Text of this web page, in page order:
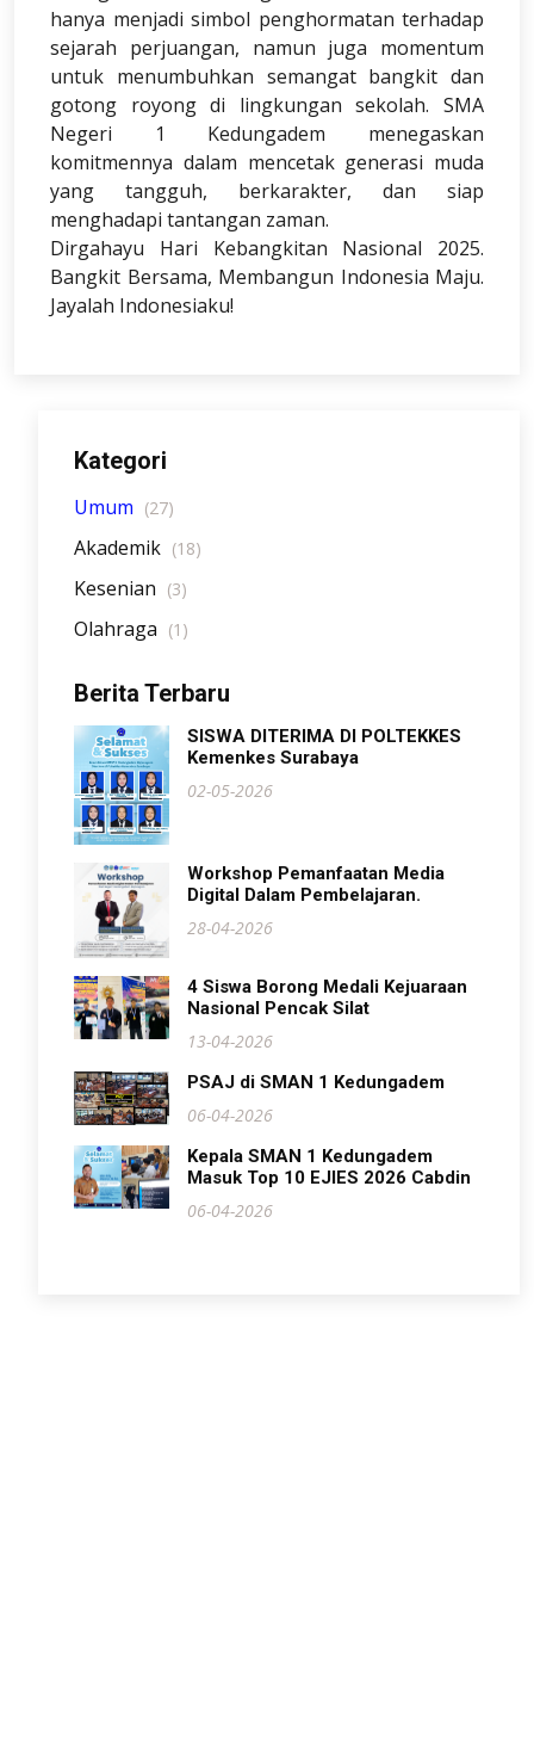
hanya menjadi simbol penghormatan terhadap
sejarah perjuangan, namun juga momentum
untuk menumbuhkan semangat bangkit dan
gotong royong di lingkungan sekolah. SMA
Negeri 1 Kedungadem menegaskan
komitmennya dalam mencetak generasi muda
yang tangguh, berkarakter, dan siap
menghadapi tantangan zaman.
Dirgahayu Hari Kebangkitan Nasional 2025.
Bangkit Bersama, Membangun Indonesia Maju.
Jayalah Indonesiaku!
Kategori
Umum (27)
Akademik (18)
Kesenian (3)
Olahraga (1)
Berita Terbaru
SISWA DITERIMA DI POLTEKKES
Kemenkes Surabaya
02-05-2026
Workshop Pemanfaatan Media
Digital Dalam Pembelajaran.
28-04-2026
4 Siswa Borong Medali Kejuaraan
Nasional Pencak Silat
13-04-2026
PSAJ di SMAN 1 Kedungadem
06-04-2026
Kepala SMAN 1 Kedungadem
Masuk Top 10 EJIES 2026 Cabdin
06-04-2026